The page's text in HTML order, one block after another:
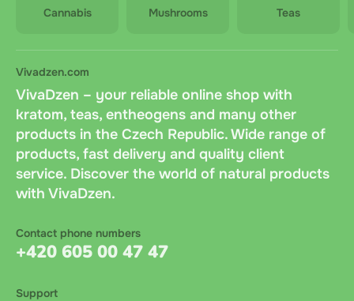
Cannabis Mushrooms Teas
Vivadzen.com
VivaDzen – your reliable online shop with
kratom, teas, entheogens and many other
products in the Czech Republic. Wide range of
products, fast delivery and quality client
service. Discover the world of natural products
with VivaDzen.
Contact phone numbers
+420 605 00 47 47
Support